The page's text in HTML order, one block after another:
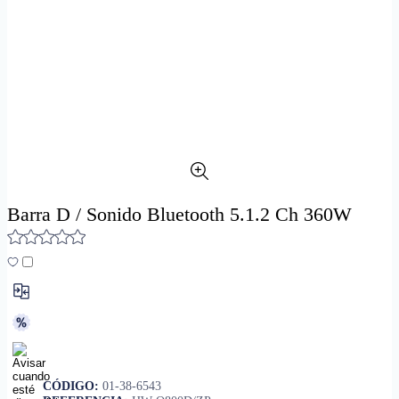
Barra D / Sonido Bluetooth 5.1.2 Ch 360W
CÓDIGO: 01-38-6543